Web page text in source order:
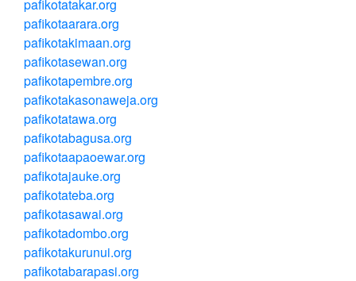
pafikotatakar.org
pafikotaarara.org
pafikotakimaan.org
pafikotasewan.org
pafikotapembre.org
pafikotakasonaweja.org
pafikotatawa.org
pafikotabagusa.org
pafikotaapaoewar.org
pafikotajauke.org
pafikotateba.org
pafikotasawai.org
pafikotadombo.org
pafikotakurunui.org
pafikotabarapasi.org